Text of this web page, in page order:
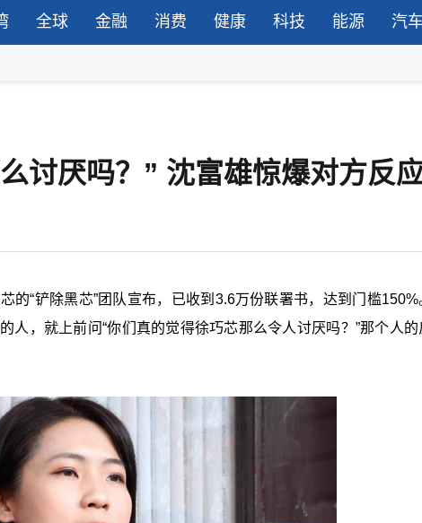
全球 金融 消费 健康 科技 能源 汽车
讨厌吗？” 沈富雄惊爆对方反
的“铲除黑芯”团队宣布，已收到3.6万份联署书，达到门槛150%
人，就上前问“你们真的觉得徐巧芯那么令人讨厌吗？”那个人的